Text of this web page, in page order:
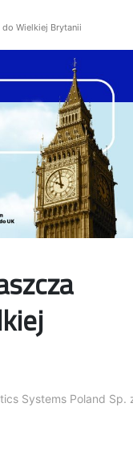
Wielkiej Brytanii
Systems Poland Sp.